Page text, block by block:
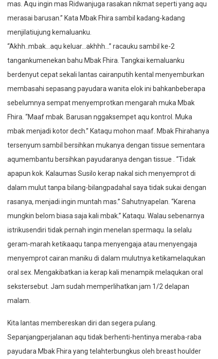
mas. Aqu ingin mas Ridwanjuga rasakan nikmat seperti yang aqu
merasai barusan.” Kata Mbak Fhira sambil kadang-kadang
menjilatiujung kemaluanku.
“Akhh..mbak…aqu keluar…akhhh…” racauku sambil ke-2
tangankumenekan bahu Mbak Fhira. Tangkai kemaluanku
berdenyut cepat sekali lantas cairanputih kental menyemburkan
membasahi sepasang payudara wanita elok ini bahkanbeberapa
sebelumnya sempat menyemprotkan mengarah muka Mbak
Fhira. “Maaf mbak. Barusan nggaksempet aqu kontrol. Muka
mbak menjadi kotor dech.” Kataqu mohon maaf. Mbak Fhirahanya
tersenyum sambil bersihkan mukanya dengan tissue sementara
aqumembantu bersihkan payudaranya dengan tissue . “Tidak
apapun kok. Kalaumas Susilo kerap nakal sich menyemprot di
dalam mulut tanpa bilang-bilangpadahal saya tidak sukai dengan
rasanya, menjadi ingin muntah mas.” Sahutnyapelan. “Karena
mungkin belom biasa saja kali mbak.” Kataqu. Walau sebenarnya
istrikusendiri tidak pernah ingin menelan spermaqu. Ia selalu
geram-marah ketikaaqu tanpa menyengaja atau menyengaja
menyemprot cairan maniku di dalam mulutnya ketikamelaqukan
oral sex. Mengakibatkan ia kerap kali menampik melaqukan oral
sekstersebut. Jam sudah memperlihatkan jam 1/2 delapan
malam.
Kita lantas membereskan diri dan segera pulang.
Sepanjangperjalanan aqu tidak berhenti-hentinya meraba-raba
payudara Mbak Fhira yang telahterbungkus oleh breast houlder